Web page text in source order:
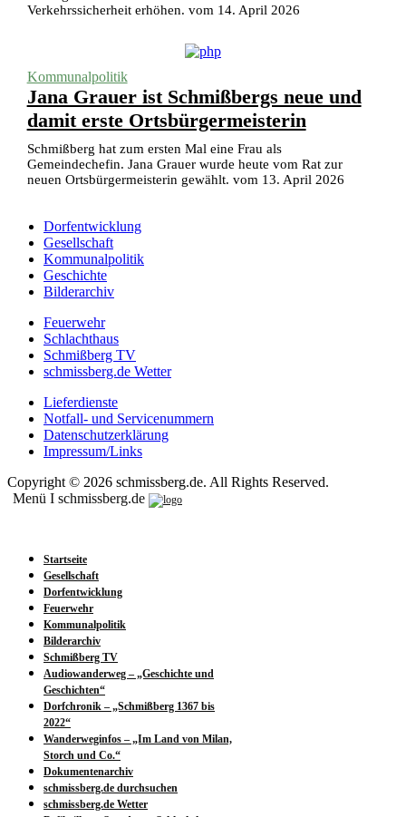
Verkehrssicherheit erhöhen. vom 14. April 2026
Kommunalpolitik
Jana Grauer ist Schmißbergs neue und
damit erste Ortsbürgermeisterin
Schmißberg hat zum ersten Mal eine Frau als
Gemeindechefin. Jana Grauer wurde heute vom Rat zur
neuen Ortsbürgermeisterin gewählt. vom 13. April 2026
Dorfentwicklung
Gesellschaft
Kommunalpolitik
Geschichte
Bilderarchiv
Feuerwehr
Schlachthaus
Schmißberg TV
schmissberg.de Wetter
Lieferdienste
Notfall- und Servicenummern
Datenschutzerklärung
Impressum/Links
Copyright © 2026 schmissberg.de. All Rights Reserved.
Menü I schmissberg.de
Startseite
Gesellschaft
Dorfentwicklung
Feuerwehr
Kommunalpolitik
Bilderarchiv
Schmißberg TV
Audiowanderweg – „Geschichte und
Geschichten“
Dorfchronik – „Schmißberg 1367 bis
2022“
Wanderweginfos – „Im Land von Milan,
Storch und Co.“
Dokumentenarchiv
schmissberg.de durchsuchen
schmissberg.de Wetter